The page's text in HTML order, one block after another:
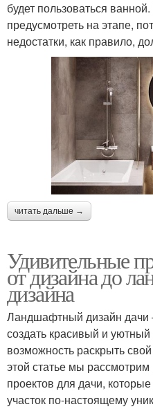
будет пользоваться
предусмотреть на этапе,
недостатки, как правило,
читать дальше →
Удивительные
от дизайна до
дизайна
Ландшафтный дизайн дачи
создать красивый и
возможность раскрыть
этой статье мы
проектов для дачи,
участок по-настоящему